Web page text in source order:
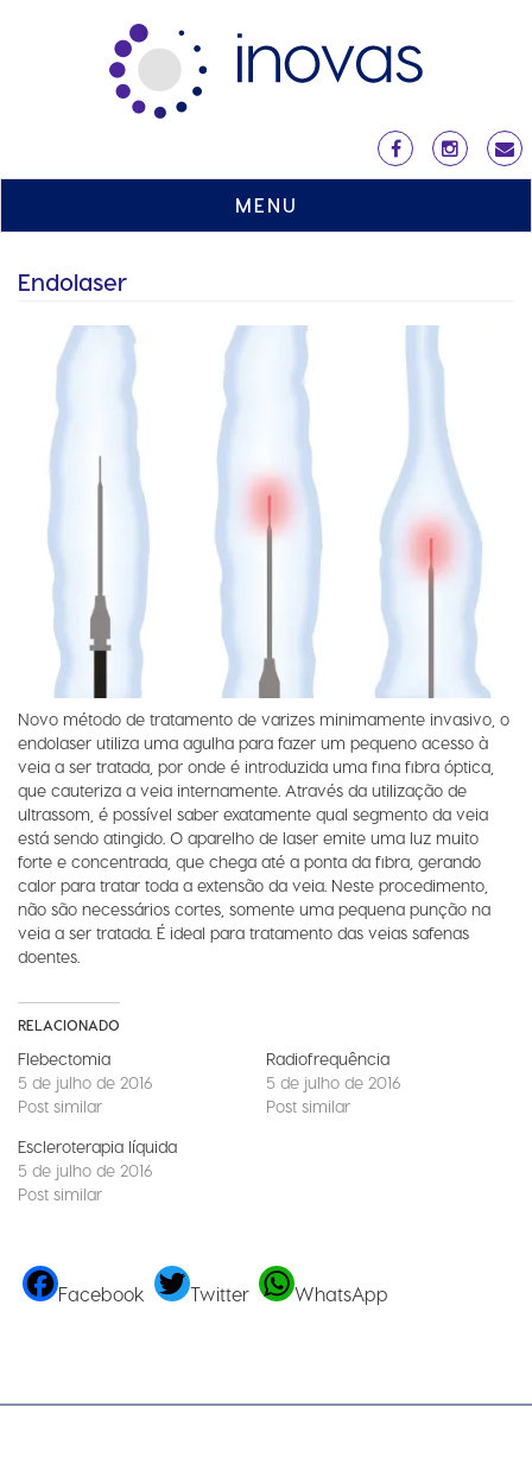
MENU
Endolaser
Novo método de tratamento de varizes minimamente invasivo, o
endolaser utiliza uma agulha para fazer um pequeno acesso à
veia a ser tratada, por onde é introduzida uma fina fibra óptica,
que cauteriza a veia internamente. Através da utilização de
ultrassom, é possível saber exatamente qual segmento da veia
está sendo atingido. O aparelho de laser emite uma luz muito
forte e concentrada, que chega até a ponta da fibra, gerando
calor para tratar toda a extensão da veia. Neste procedimento,
não são necessários cortes, somente uma pequena punção na
veia a ser tratada. É ideal para tratamento das veias safenas
doentes.
RELACIONADO
Flebectomia
5 de julho de 2016
Post similar
Radiofrequência
5 de julho de 2016
Post similar
Escleroterapia líquida
5 de julho de 2016
Post similar
Facebook Twitter WhatsApp